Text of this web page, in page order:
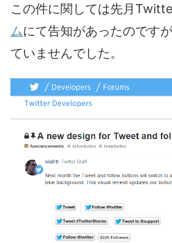
この件に関しては先月
ムにて告知があったのです
ていませんでした。